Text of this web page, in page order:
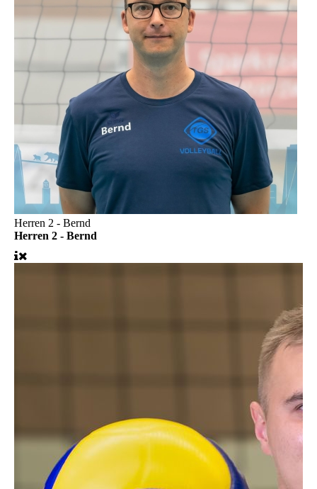
Herren 2 - Bernd
Herren 2 - Bernd